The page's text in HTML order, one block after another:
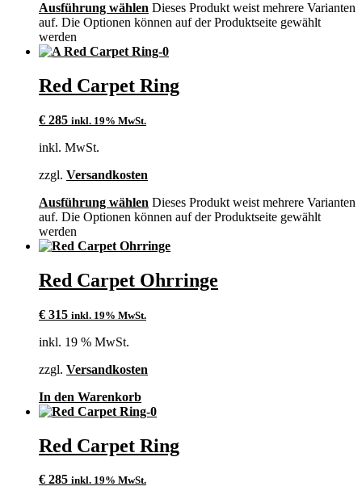
Ausführung wählen Dieses Produkt weist mehrere Varianten
auf. Die Optionen können auf der Produktseite gewählt
werden
Red Carpet Ring
€ 285 inkl. 19% MwSt.
inkl. MwSt.
zzgl. Versandkosten
Ausführung wählen Dieses Produkt weist mehrere Varianten
auf. Die Optionen können auf der Produktseite gewählt
werden
Red Carpet Ohrringe
€ 315 inkl. 19% MwSt.
inkl. 19 % MwSt.
zzgl. Versandkosten
In den Warenkorb
Red Carpet Ring
€ 285 inkl. 19% MwSt.